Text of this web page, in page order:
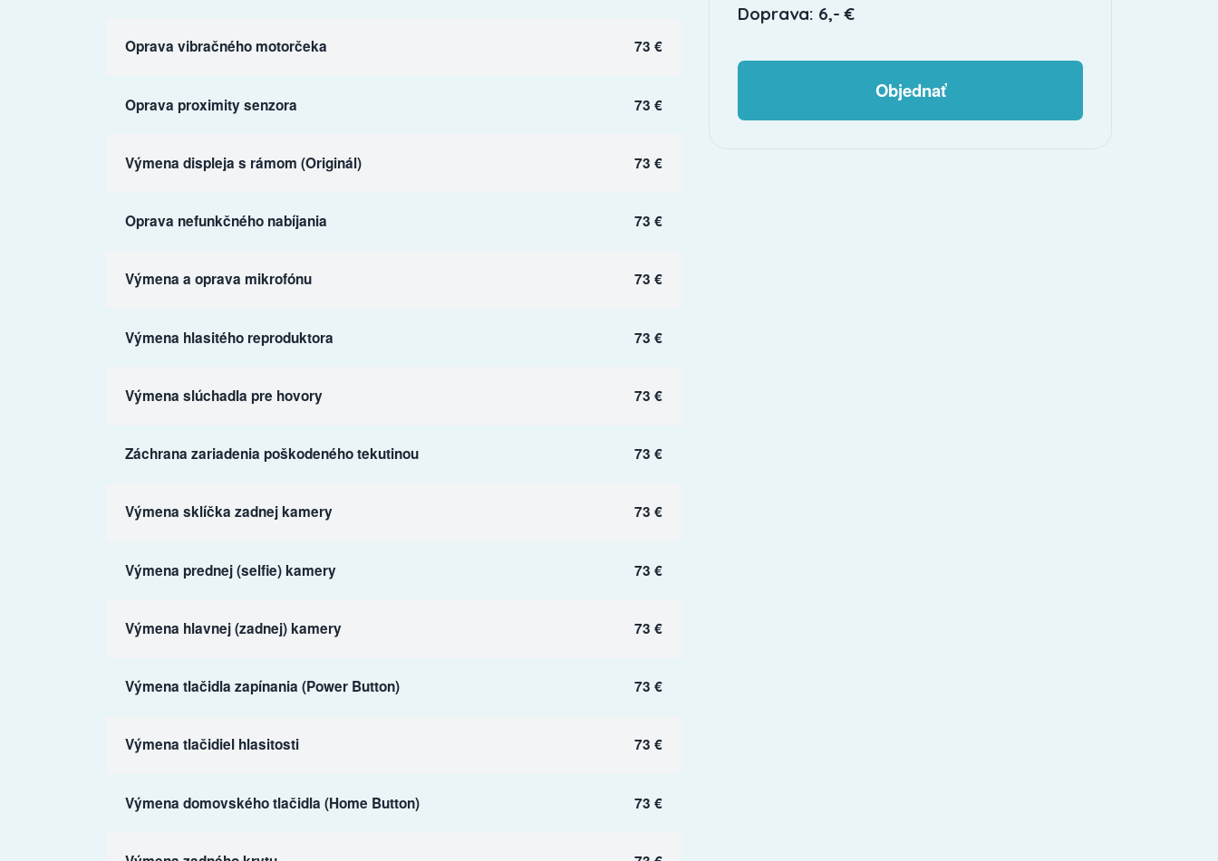
Oprava vibračného motorčeka 73 €
Oprava proximity senzora 73 €
Výmena displeja s rámom (Originál) 73 €
Oprava nefunkčného nabíjania 73 €
Výmena a oprava mikrofónu 73 €
Výmena hlasitého reproduktora 73 €
Výmena slúchadla pre hovory 73 €
Záchrana zariadenia poškodeného tekutinou 73 €
Výmena sklíčka zadnej kamery 73 €
Výmena prednej (selfie) kamery 73 €
Výmena hlavnej (zadnej) kamery 73 €
Výmena tlačidla zapínania (Power Button) 73 €
Výmena tlačidiel hlasitosti 73 €
Výmena domovského tlačidla (Home Button) 73 €
Doprava: 6,- €
Objednať